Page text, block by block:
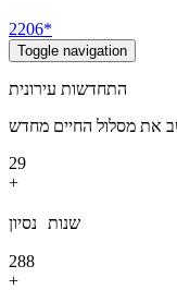
2206*
Toggle navigation
התחדשות עירונית
את מסלול החיים מחדש
50
+
שנות נסיון
500
+